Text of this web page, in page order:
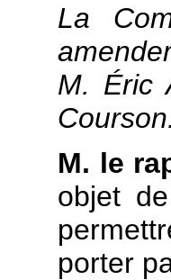
La
M. Éric
Courson.
M. le
objet
porter